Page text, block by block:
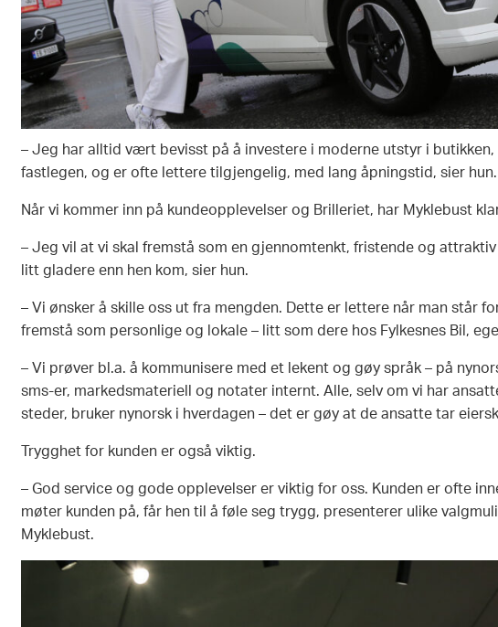
– Jeg har alltid vært bevisst på å investere i moderne utstyr i
fastlegen, og er ofte lettere tilgjengelig, med lang åpningstid, sier hun.
Når vi kommer inn på kundeopplevelser og Brilleriet, har Myklebust
– Jeg vil at vi skal fremstå som en gjennomtenkt, fristende og
litt gladere enn hen kom, sier hun.
– Vi ønsker å skille oss ut fra mengden. Dette er lettere når man står
fremstå som personlige og lokale – litt som dere hos Fylkesnes Bil,
– Vi prøver bl.a. å kommunisere med et lekent og gøy språk – på
sms-er, markedsmateriell og notater internt. Alle, selv om vi har
steder, bruker nynorsk i hverdagen – det er gøy at de ansatte tar
Trygghet for kunden er også viktig.
– God service og gode opplevelser er viktig for oss. Kunden er ofte
møter kunden på, får hen til å føle seg trygg, presenterer ulike
Myklebust.